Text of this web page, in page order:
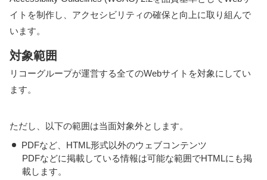
イトを制作し、アクセシビリティの確保と向上に取り組んで
います。
対象範囲
リコーグループが運営する全てのWebサイトを対象にしてい
ます。
ただし、以下の範囲は当面対象外とします。
PDFなど、HTML形式以外のウェブコンテンツ
PDFなどに掲載している情報は可能な範囲でHTMLにも掲
載します。